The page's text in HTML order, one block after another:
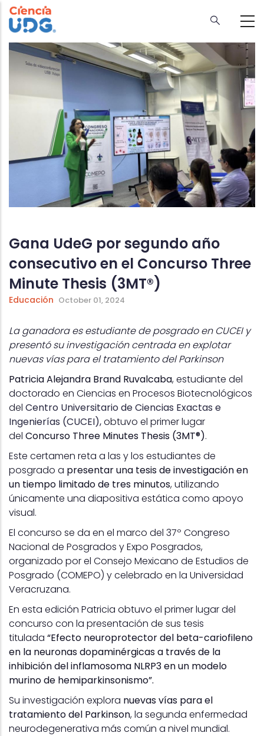
Skip
to
main
content
Gana UdeG por segundo año
consecutivo en el Concurso Three
Minute Thesis (3MT®)
Educación October 01, 2024
La ganadora es estudiante de posgrado en CUCEI y
presentó su investigación centrada en explotar
nuevas vías para el tratamiento del Parkinson
Patricia Alejandra Brand Ruvalcaba, estudiante del
doctorado en Ciencias en Procesos Biotecnológicos
del Centro Universitario de Ciencias Exactas e
Ingenierías (CUCEI),obtuvo el primer lugar
del Concurso Three Minutes Thesis (3MT®).
Este certamen reta a las y los estudiantes de
posgrado a presentar una tesis de investigación en
un tiempo limitado de tres minutos, utilizando
únicamente una diapositiva estática como apoyo
visual.
El concurso se da en el marco del 37º Congreso
Nacional de Posgrados y Expo Posgrados,
organizado por el Consejo Mexicano de Estudios de
Posgrado (COMEPO) y celebrado en la Universidad
Veracruzana.
En esta edición Patricia obtuvo el primer lugar del
concurso con la presentación de sus tesis
titulada “Efecto neuroprotector del beta-cariofileno
en la neuronas dopaminérgicas a través de la
inhibición del inflamosoma NLRP3 en un modelo
murino de hemiparkinsonismo”.
Su investigación explora nuevas vías para el
tratamiento del Parkinson, la segunda enfermedad
neurodegenerativa más común a nivel mundial.